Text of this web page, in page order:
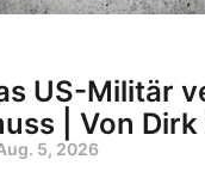
US-Militär
| Von
5, 2026